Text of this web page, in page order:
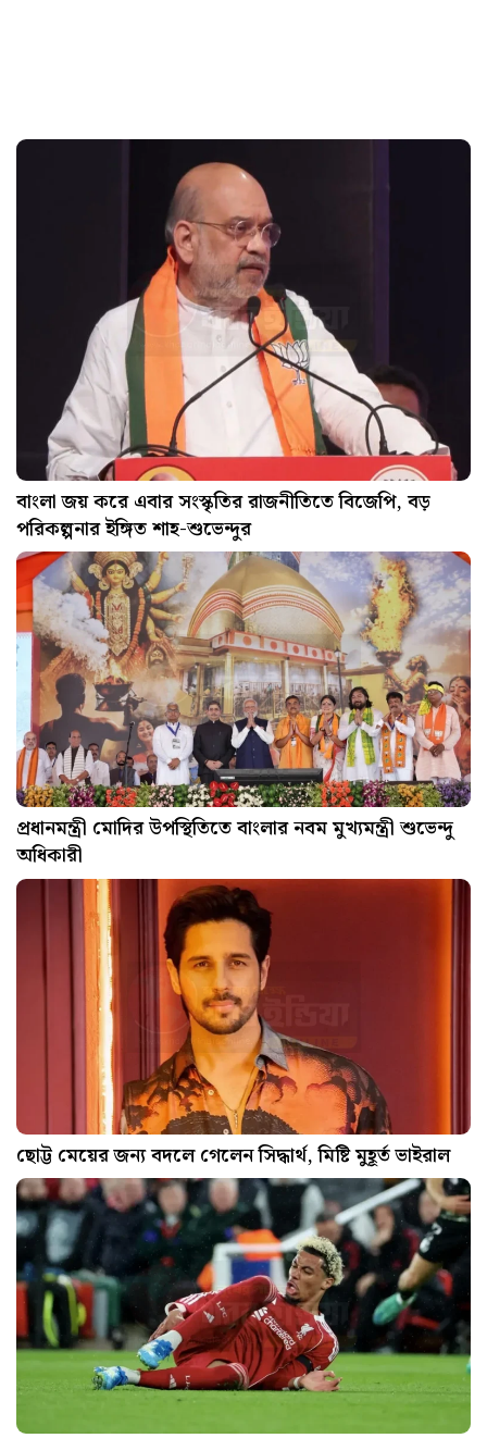
বাংলা জয় করে এবার সংস্কৃতির রাজনীতিতে বিজেপি, বড়
পরিকল্পনার ইঙ্গিত শাহ-শুভেন্দুর
প্রধানমন্ত্রী মোদির উপস্থিতিতে বাংলার নবম মুখ্যমন্ত্রী শুভেন্দু
অধিকারী
ছোট্ট মেয়ের জন্য বদলে গেলেন সিদ্ধার্থ, মিষ্টি মুহূর্ত ভাইরাল